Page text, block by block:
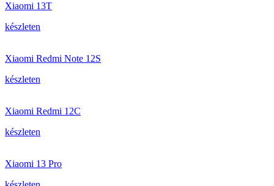
Xiaomi 13T
készleten
Xiaomi Redmi Note 12S
készleten
Xiaomi Redmi 12C
készleten
Xiaomi 13 Pro